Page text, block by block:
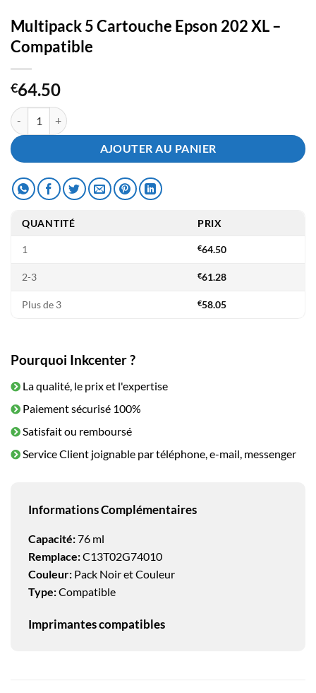
Multipack 5 Cartouche Epson 202 XL –
Compatible
€64.50
quantité de Multipack 5 Cartouche Epson 202 XL - Compatible
AJOUTER AU PANIER
QUANTITÉ PRIX
1 €64.50
2-3 €61.28
Plus de 3 €58.05
Pourquoi Inkcenter ?
La qualité, le prix et l'expertise
Paiement sécurisé 100%
Satisfait ou remboursé
Service Client joignable par téléphone, e-mail, messenger
Informations Complémentaires
Capacité:76 ml
Remplace:C13T02G74010
Couleur: Pack Noir et Couleur
Type:Compatible
Imprimantes compatibles